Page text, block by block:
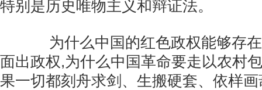
特别是历史唯物主义和辩证法。
为什么中国的红色政权能够存在
面出政权,为什么中国革命要走以农村
果一切都刻舟求剑、生搬硬套、依样